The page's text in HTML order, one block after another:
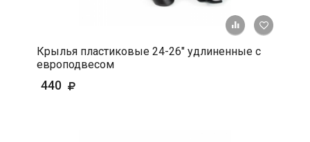
+ К
Крылья пластиковые 24-26" удлиненные с
европодвесом
440